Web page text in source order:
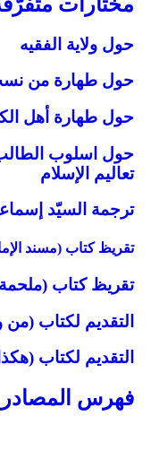
حول ولاية الفقيه
حول طهارة من
حول طهارة أهل
حول اسلوب
تعاليم الإسلام‏
ترجمة السيّد
تقريظ كتاب (مسند
تقريظ كتاب
التقديم لكتاب
التقديم لكتاب
فهرس المصادر